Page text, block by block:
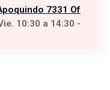
7331 Of
10:30 a 14:30 -